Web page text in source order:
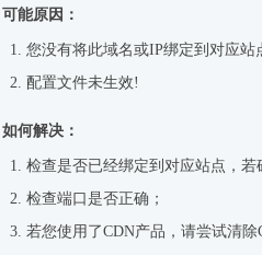
可能原因：
您没有将此域名或IP绑定到对应站
配置文件未生效!
如何解决：
检查是否已经绑定到对应站点，
检查端口是否正确；
若您使用了CDN产品，请尝试清除